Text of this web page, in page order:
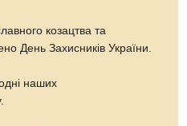
козацтва та
День Захисників України.
наших